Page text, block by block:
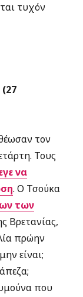
τυχόν
τον
Τους
να
. Ο Τσούκα
των
Βρετανίας,
πρώην
είναι;
που